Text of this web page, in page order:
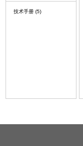
技术手册 (5)